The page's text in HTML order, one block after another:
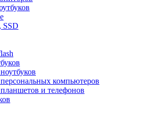
SSD
компьютеров
и телефонов